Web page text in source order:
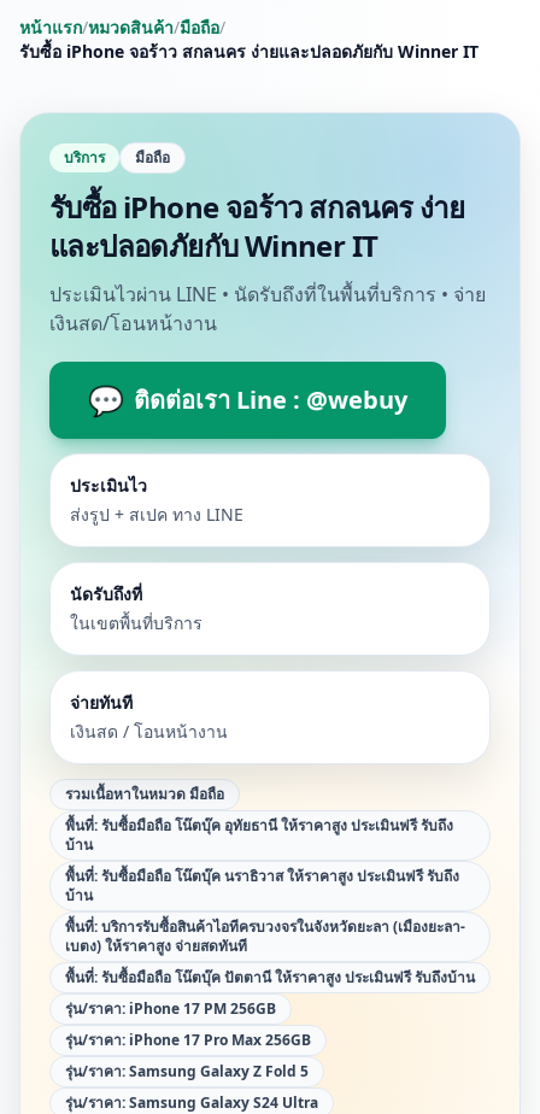
หน้าแรก/หมวดสินค้า/มือถือ/
รับซื้อ iPhone จอร้าว สกลนคร ง่ายและปลอดภัยกับ Winner IT
บริการ มือถือ
รับซื้อ iPhone จอร้าว สกลนคร ง่าย
และปลอดภัยกับ Winner IT
ประเมินไวผ่าน LINE • นัดรับถึงที่ในพื้นที่บริการ • จ่าย
เงินสด/โอนหน้างาน
💬 ติดต่อเรา Line : @webuy
ประเมินไว
ส่งรูป + สเปค ทาง LINE
นัดรับถึงที่
ในเขตพื้นที่บริการ
จ่ายทันที
เงินสด / โอนหน้างาน
รวมเนื้อหาในหมวดมือถือ
พื้นที่:รับซื้อมือถือ โน๊ตบุ๊ค อุทัยธานี ให้ราคาสูง ประเมินฟรี รับถึง
บ้าน
พื้นที่:รับซื้อมือถือ โน๊ตบุ๊ค นราธิวาส ให้ราคาสูง ประเมินฟรี รับถึง
บ้าน
พื้นที่:บริการรับซื้อสินค้าไอทีครบวงจรในจังหวัดยะลา (เมืองยะลา-
เบตง) ให้ราคาสูง จ่ายสดทันที
พื้นที่:รับซื้อมือถือ โน๊ตบุ๊ค ปัตตานี ให้ราคาสูง ประเมินฟรี รับถึงบ้าน
รุ่น/ราคา: iPhone 17 PM 256GB
รุ่น/ราคา: iPhone 17 Pro Max 256GB
รุ่น/ราคา:Samsung Galaxy Z Fold 5
รุ่น/ราคา:Samsung Galaxy S24 Ultra